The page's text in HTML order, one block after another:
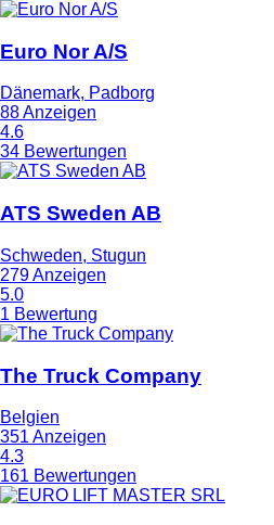
Euro Nor A/S
Dänemark, Padborg
88 Anzeigen
4.6
34 Bewertungen
ATS Sweden AB
Schweden, Stugun
279 Anzeigen
5.0
1 Bewertung
The Truck Company
Belgien
351 Anzeigen
4.3
161 Bewertungen